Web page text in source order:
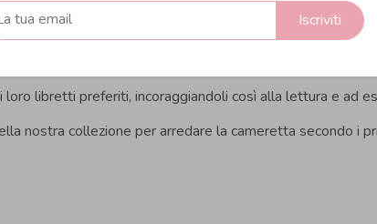
per arredare l'ambiente del tuo bimbo in perfetto stile
libretti preferiti, incoraggiandoli così alla lettura e ad
nostra collezione per arredare la cameretta secondo i
Iscriviti